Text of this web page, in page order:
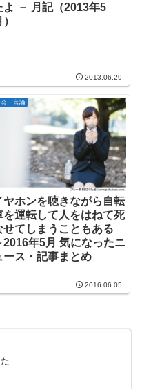
よ － 月記（2013年5
2013.06.29
・言論
ヤホンを聴きながら自転
を運転して人をはねて死
せてしまうこともある
2016年5月 気になったニ
ース・記事まとめ
2016.06.05